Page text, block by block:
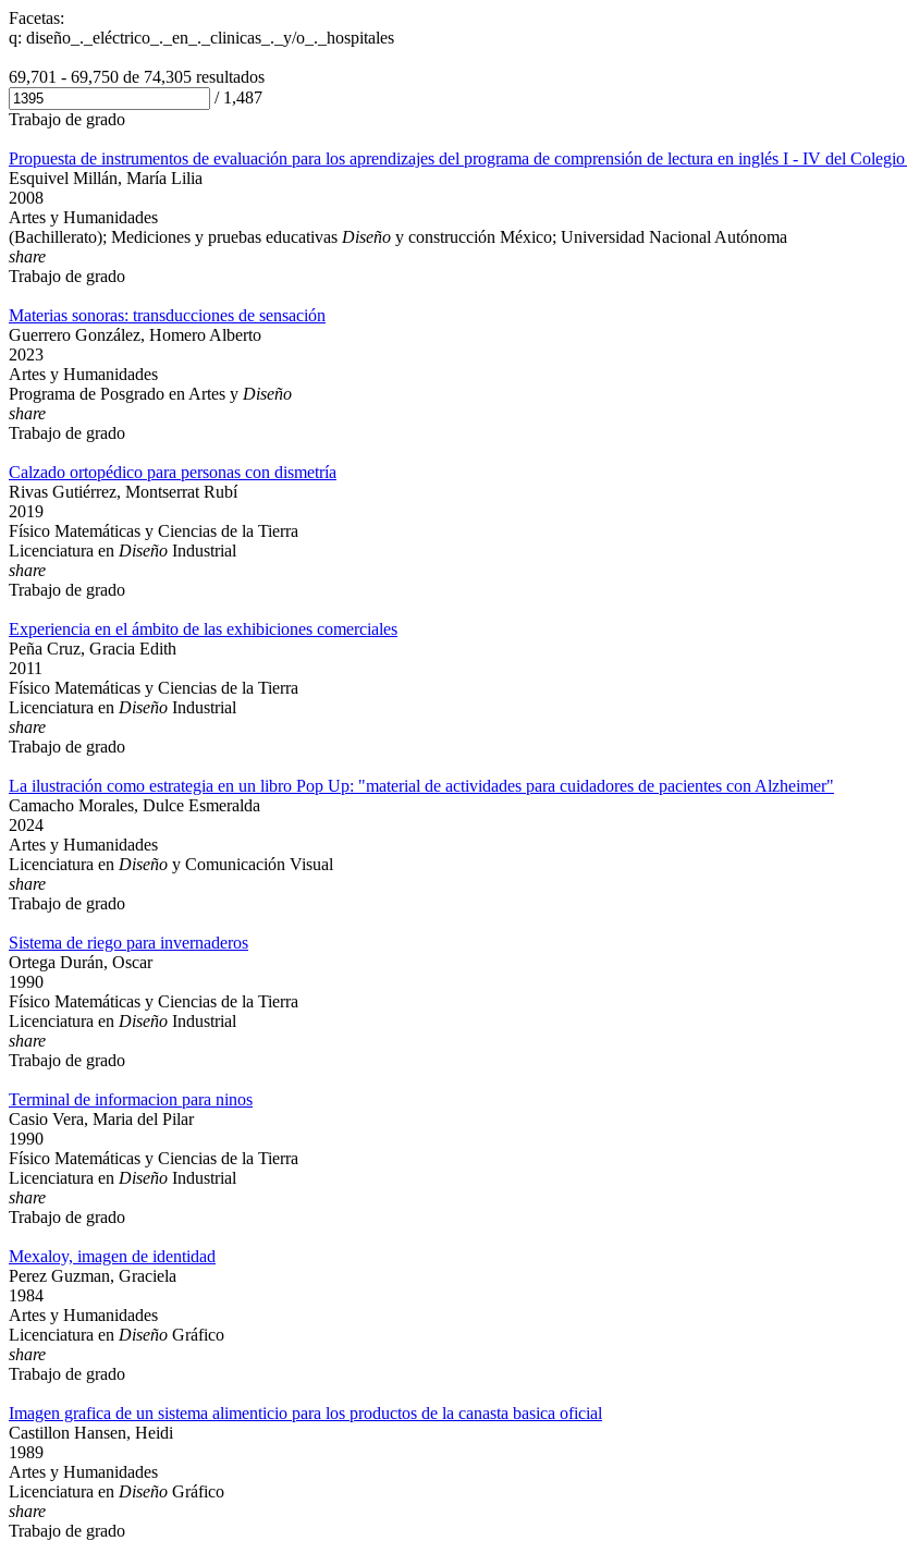
Facetas:
q: diseño_._eléctrico_._en_._clinicas_._y/o_._hospitales
69,701 - 69,750 de 74,305 resultados
/ 1,487
Trabajo de grado
Propuesta de instrumentos de evaluación para los aprendizajes del programa de comprensión de lectura en inglés I - IV del
Esquivel Millán, María Lilia
2008
Artes y Humanidades
(Bachillerato); Mediciones y pruebas educativas Diseño y construcción México; Universidad Nacional Autónoma
share
Trabajo de grado
Materias sonoras: transducciones de sensación
Guerrero González, Homero Alberto
2023
Artes y Humanidades
Programa de Posgrado en Artes y Diseño
share
Trabajo de grado
Calzado ortopédico para personas con dismetría
Rivas Gutiérrez, Montserrat Rubí
2019
Físico Matemáticas y Ciencias de la Tierra
Licenciatura en Diseño Industrial
share
Trabajo de grado
Experiencia en el ámbito de las exhibiciones comerciales
Peña Cruz, Gracia Edith
2011
Físico Matemáticas y Ciencias de la Tierra
Licenciatura en Diseño Industrial
share
Trabajo de grado
La ilustración como estrategia en un libro Pop Up: "material de actividades para cuidadores de pacientes con Alzheimer"
Camacho Morales, Dulce Esmeralda
2024
Artes y Humanidades
Licenciatura en Diseño y Comunicación Visual
share
Trabajo de grado
Sistema de riego para invernaderos
Ortega Durán, Oscar
1990
Físico Matemáticas y Ciencias de la Tierra
Licenciatura en Diseño Industrial
share
Trabajo de grado
Terminal de informacion para ninos
Casio Vera, Maria del Pilar
1990
Físico Matemáticas y Ciencias de la Tierra
Licenciatura en Diseño Industrial
share
Trabajo de grado
Mexaloy, imagen de identidad
Perez Guzman, Graciela
1984
Artes y Humanidades
Licenciatura en Diseño Gráfico
share
Trabajo de grado
Imagen grafica de un sistema alimenticio para los productos de la canasta basica oficial
Castillon Hansen, Heidi
1989
Artes y Humanidades
Licenciatura en Diseño Gráfico
share
Trabajo de grado